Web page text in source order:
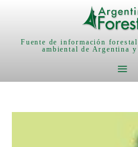
Fuente de información
ambiental de Argentina